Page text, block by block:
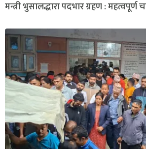
मन्त्री भुसालद्धारा पदभार ग्रहण : महत्वपूर्ण